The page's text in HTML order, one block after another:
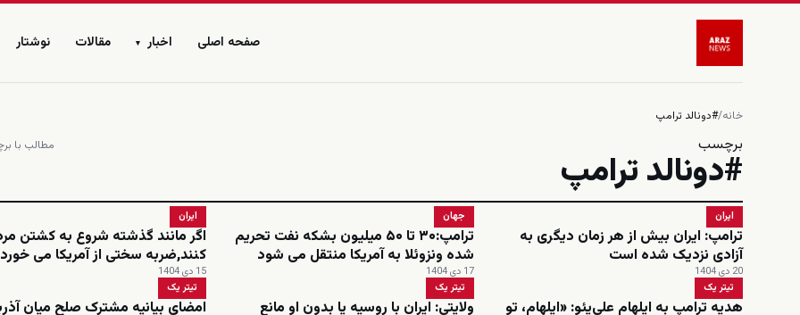
صفحه اصلی اخبار ▾ مقالات نوشتار
خانه/#دونالد ترامپ
برچسب
#دونالد ترامپ
مطالب با
ایران
ترامپ: ایران بیش از هر زمان دیگری به
آزادی نزدیک شده است
20 دی 1404
جهان
ترامپ:۳۰ تا ۵۰ میلیون بشکه نفت تحریم
شده ونزوئلا به آمریکا منتقل می شود
17 دی 1404
ایران
اگر مانند گذشته شروع به کشتن
کنند,ضربه سختی از آمریکا می خورد
15 دی 1404
تیتر یک
هدیه ترامپ به ایلهام علی‌یئو: «ایلهام، تو
تیتر یک
ولایتی: ایران با روسیه یا بدون او مانع
تیتر یک
امضای بیانیه مشترک صلح میان